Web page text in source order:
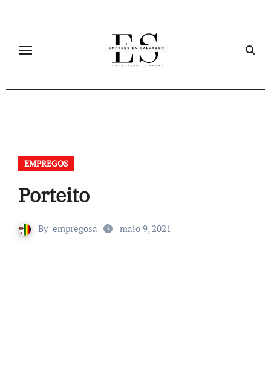
EMPREGOS
Porteito
By empregosa maio 9, 2021